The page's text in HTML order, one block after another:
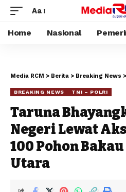
Aa
Home Nasional
Media RCM > Berita > Breaking News >
BREAKING NEWS TNI – POLRI
Taruna
Negeri Lewat
100 Pohon
Utara